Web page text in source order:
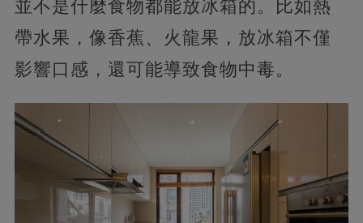
並不是什麼食物都能放冰箱的。比如熱
帶水果，像香蕉、火龍果，放冰箱不僅
影響口感，還可能導致食物中毒。